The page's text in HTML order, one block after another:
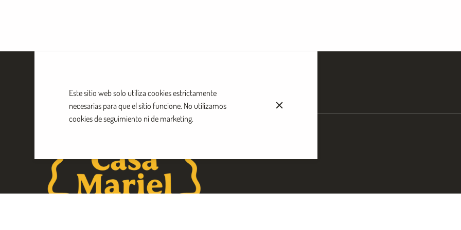
Este sitio web solo utiliza cookies estrictamente
necesarias para que el sitio funcione. No utilizamos
cookies de seguimiento ni de marketing.